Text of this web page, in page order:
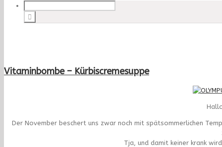
Vitaminbombe – Kürbiscremesuppe
Der November beschert uns zwar noch mit spätsommerlichen
Tja, und damit keiner krank